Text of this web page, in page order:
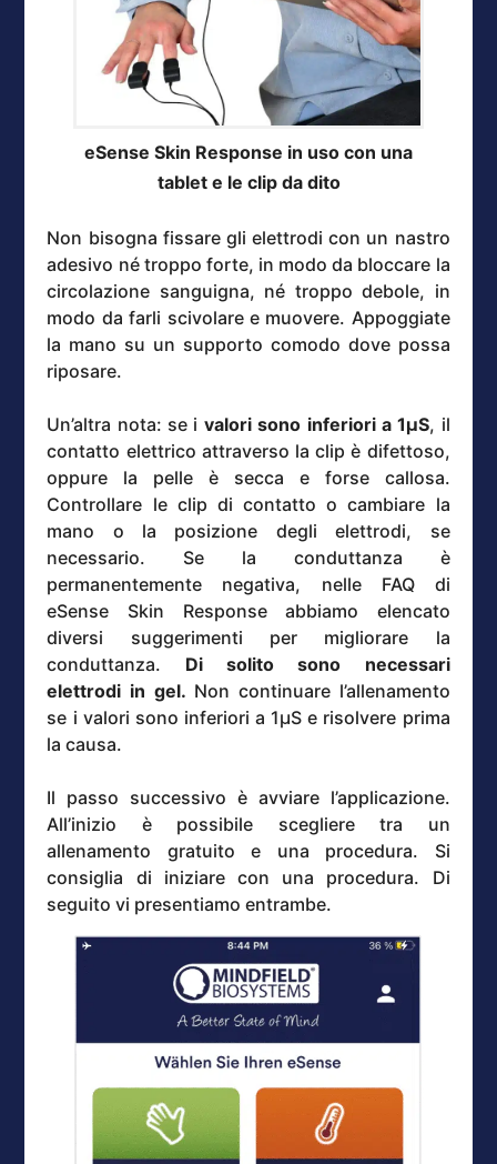
eSense Skin Response in uso con una
tablet e le clip da dito
Non bisogna fissare gli elettrodi con un nastro
adesivo né troppo forte, in modo da bloccare la
circolazione sanguigna, né troppo debole, in
modo da farli scivolare e muovere. Appoggiate
la mano su un supporto comodo dove possa
riposare.
Un’altra nota: se i valori sono inferiori a 1µS, il
contatto elettrico attraverso la clip è difettoso,
oppure la pelle è secca e forse callosa.
Controllare le clip di contatto o cambiare la
mano o la posizione degli elettrodi, se
necessario. Se la conduttanza è
permanentemente negativa, nelle FAQ di
eSense Skin Response abbiamo elencato
diversi suggerimenti per migliorare la
conduttanza. Di solito sono necessari
elettrodi in gel. Non continuare l’allenamento
se i valori sono inferiori a 1µS e risolvere prima
la causa.
Il passo successivo è avviare l’applicazione.
All’inizio è possibile scegliere tra un
allenamento gratuito e una procedura. Si
consiglia di iniziare con una procedura. Di
seguito vi presentiamo entrambe.